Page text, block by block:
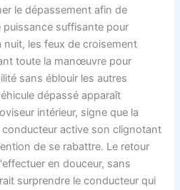
le dépassement afin de
suffisante pour
les feux de croisement
toute la manœuvre pour
sans éblouir les autres
dépassé apparaît
intérieur, signe que la
active son clignotant
de se rabattre. Le retour
en douceur, sans
surprendre le conducteur qui